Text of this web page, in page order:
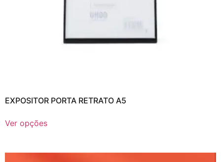
EXPOSITOR PORTA RETRATO A5
Ver opções